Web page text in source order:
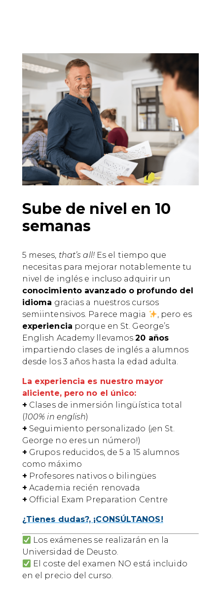
Sube de nivel en 10
semanas
5 meses, that’s all!Es el tiempo que
necesitas para mejorar notablemente tu
nivel de inglés e incluso adquirir un
conocimiento avanzado o profundo del
idioma gracias a nuestros cursos
semiintensivos. Parece magia
, pero es
experiencia porque en St. George’s
English Academy llevamos20 años
impartiendo clases de inglés a alumnos
desde los 3 años hasta la edad adulta.
La experiencia es nuestro mayor
aliciente, pero no el único:
+ Clases de inmersión lingüística total
(100% in english)
+ Seguimiento personalizado (¡en St.
George no eres un número!)
+ Grupos reducidos, de 5 a 15 alumnos
como máximo
+ Profesores nativos o bilingües
+ Academia recién renovada
+ Official Exam Preparation Centre
¿Tienes dudas?, ¡CONSÚLTANOS!
Los exámenes se realizarán en la
Universidad de Deusto.
El coste del examen NO está incluido
en el precio del curso.